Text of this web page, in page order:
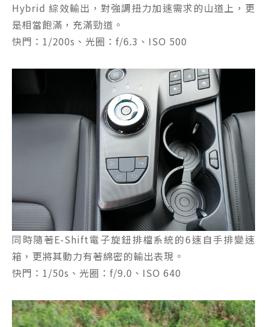
Hybrid 綜效輸出，對強調扭力加速需求的山道上，更
是相當飽滿，充滿勁道。
快門：1/200s、光圈：f/6.3、ISO 500
同時隨著E-Shift電子旋鈕排檔系統的6速自手排變速
箱，更將其動力有著綿密的輸出表現。
快門：1/50s、光圈：f/9.0、ISO 640